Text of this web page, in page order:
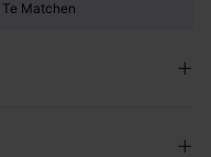
Matchen